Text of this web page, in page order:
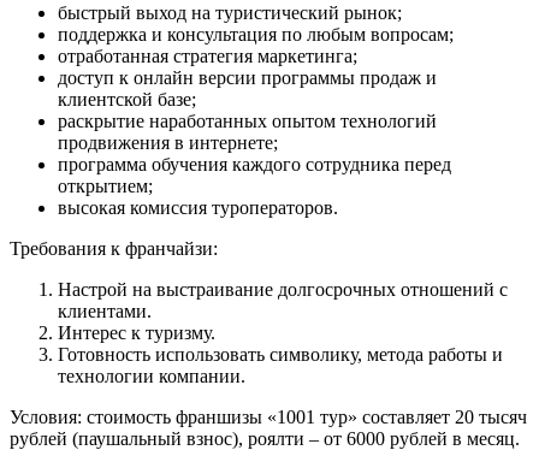
быстрый выход на туристический рынок;
поддержка и консультация по любым вопросам;
отработанная стратегия маркетинга;
доступ к онлайн версии программы продаж и
клиентской базе;
раскрытие наработанных опытом технологий
продвижения в интернете;
программа обучения каждого сотрудника перед
открытием;
высокая комиссия туроператоров.
Требования к франчайзи:
Настрой на выстраивание долгосрочных отношений с
клиентами.
Интерес к туризму.
Готовность использовать символику, метода работы и
технологии компании.
Условия: стоимость франшизы «1001 тур» составляет 20 тысяч
рублей (паушальный взнос), роялти – от 6000 рублей в месяц.